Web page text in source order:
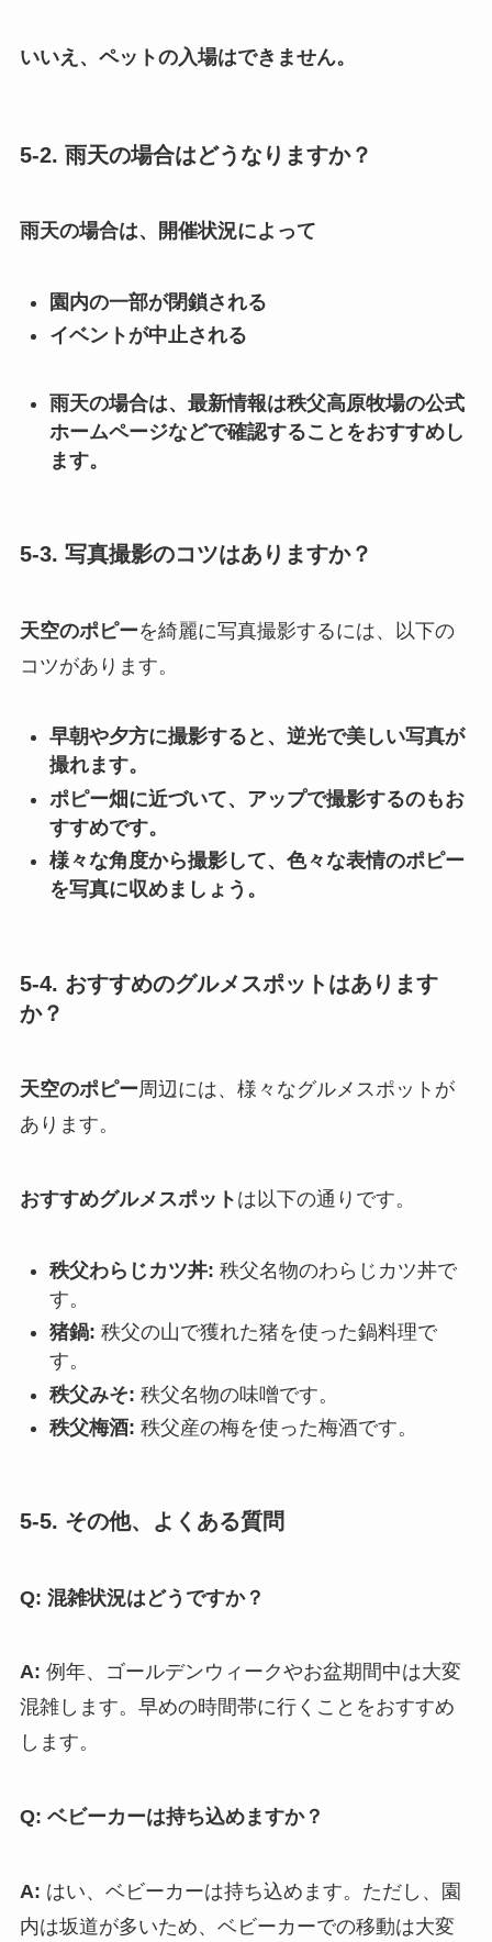
いいえ、ペットの入場はできません。
5-2. 雨天の場合はどうなりますか？
雨天の場合は、開催状況によって
園内の一部が閉鎖される
イベントが中止される
雨天の場合は、最新情報は秩父高原牧場の公式
ホームページなどで確認することをおすすめし
ます。
5-3. 写真撮影のコツはありますか？
天空のポピーを綺麗に写真撮影するには、以下の
コツがあります。
早朝や夕方に撮影すると、逆光で美しい写真が
撮れます。
ポピー畑に近づいて、アップで撮影するのもお
すすめです。
様々な角度から撮影して、色々な表情のポピー
を写真に収めましょう。
5-4. おすすめのグルメスポットはあります
か？
天空のポピー周辺には、様々なグルメスポットが
あります。
おすすめグルメスポット は以下の通りです。
秩父わらじカツ丼: 秩父名物のわらじカツ丼で
す。
猪鍋: 秩父の山で獲れた猪を使った鍋料理で
す。
秩父みそ: 秩父名物の味噌です。
秩父梅酒: 秩父産の梅を使った梅酒です。
5-5. その他、よくある質問
Q: 混雑状況はどうですか？
A: 例年、ゴールデンウィークやお盆期間中は大変
混雑します。早めの時間帯に行くことをおすすめ
します。
Q: ベビーカーは持ち込めますか？
A: はい、ベビーカーは持ち込めます。ただし、園
内は坂道が多いため、ベビーカーでの移動は大変